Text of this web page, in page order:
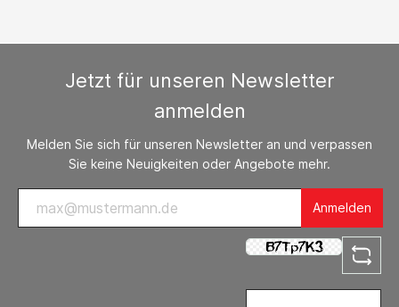
Jetzt für unseren Newsletter
anmelden
Melden Sie sich für unseren Newsletter an und verpassen
Sie keine Neuigkeiten oder Angebote mehr.
Anmelden